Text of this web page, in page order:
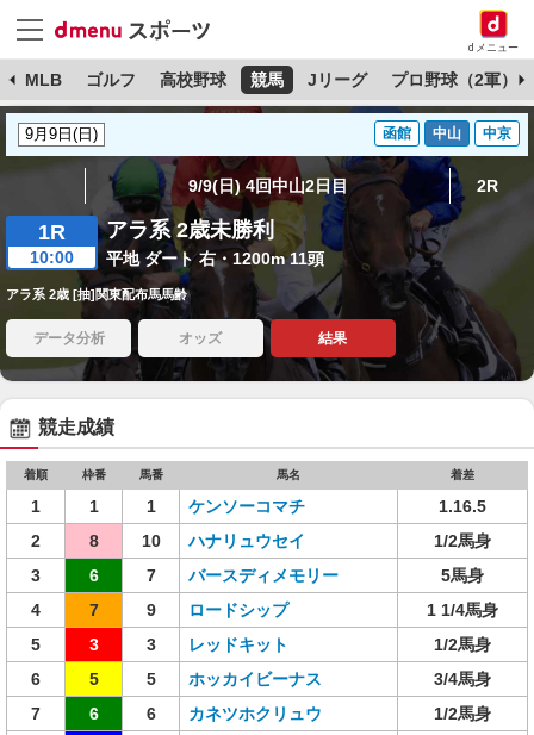
dメニュー
MLB ゴルフ 高校野球 競馬 Jリーグ プロ野球（2軍）
函館 中山 中京
9/9(日) 4回中山2日目 2R
1R
10:00
アラ系 2歳未勝利
平地 ダート 右・1200m 11頭
アラ系 2歳 [抽]関東配布馬馬齢
データ分析 オッズ 結果
競走成績
着順 枠番 馬番 馬名 着差
1 1 1 ケンソーコマチ
1.16.5
2
8 10 ハナリュウセイ
1/2馬身
3
6 7 バースディメモリー
5馬身
4
7 9 ロードシップ
1 1/4馬身
5
3 3 レッドキット
1/2馬身
6
5 5 ホッカイビーナス
3/4馬身
7
6 6 カネツホクリュウ
1/2馬身